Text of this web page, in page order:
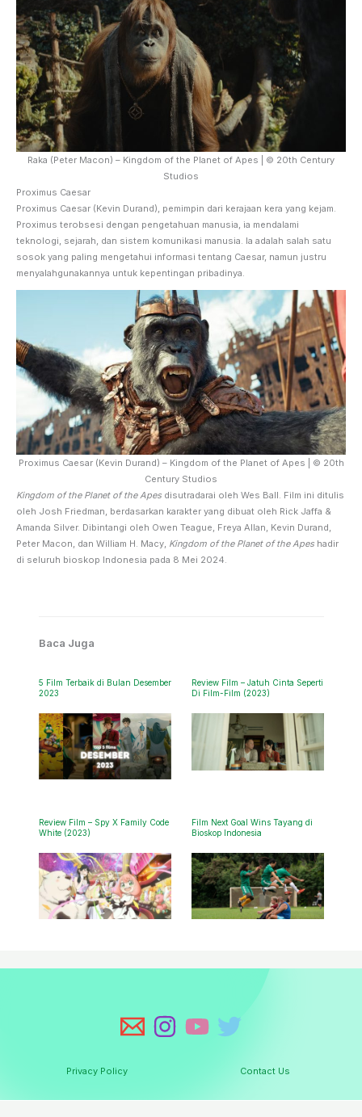
Raka (Peter Macon) – Kingdom of the Planet of Apes | © 20th Century
Studios
Proximus Caesar
Proximus Caesar (Kevin Durand), pemimpin dari kerajaan kera yang kejam.
Proximus terobsesi dengan pengetahuan manusia, ia mendalami
teknologi, sejarah, dan sistem komunikasi manusia. Ia adalah salah satu
sosok yang paling mengetahui informasi tentang Caesar, namun justru
menyalahgunakannya untuk kepentingan pribadinya.
Proximus Caesar (Kevin Durand) – Kingdom of the Planet of Apes | © 20th
Century Studios
Kingdom of the Planet of the Apes disutradarai oleh Wes Ball. Film ini ditulis
oleh Josh Friedman, berdasarkan karakter yang dibuat oleh Rick Jaffa &
Amanda Silver. Dibintangi oleh Owen Teague, Freya Allan, Kevin Durand,
Peter Macon, dan William H. Macy, Kingdom of the Planet of the Apes hadir
di seluruh bioskop Indonesia pada 8 Mei 2024.
Baca Juga
5 Film Terbaik di Bulan Desember
2023
Review Film – Jatuh Cinta Seperti
Di Film-Film (2023)
Review Film – Spy X Family Code
White (2023)
Film Next Goal Wins Tayang di
Bioskop Indonesia
Privacy Policy Contact Us